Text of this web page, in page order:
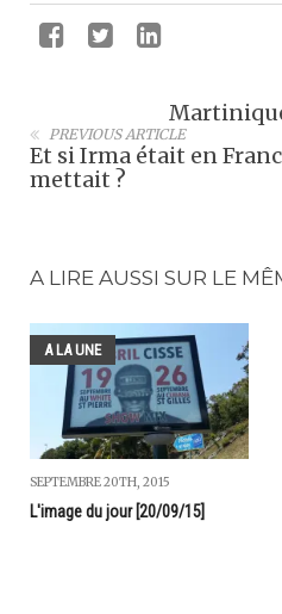
PREVIOUS ARTICLE
Et si Irma était en
mettait ?
A LIRE AUSSI SUR LE
A LA UNE
SEPTEMBRE 20TH, 2015
L'image du jour [20/09/15]